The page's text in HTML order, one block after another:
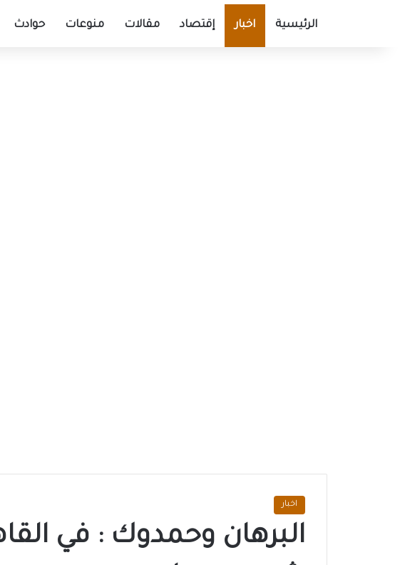
الرئيسية اخبار إقتصاد مقالات منوعات حوادث
اخبار
البرهان وحمدوك : في